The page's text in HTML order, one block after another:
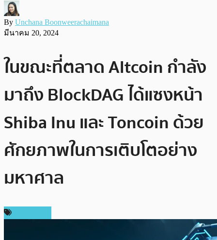
By Unchana Boonweerachaimana
มีนาคม 20, 2024
ในขณะที่ตลาด Altcoin กำลัง
มาถึง BlockDAG ได้แซงหน้า
Shiba Inu และ Toncoin ด้วย
ศักยภาพในการเติบโตอย่าง
มหาศาล